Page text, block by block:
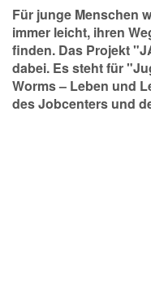
Für junge Menschen
immer leicht, ihren
finden. Das Projekt
dabei. Es steht für
Worms – Leben und
des Jobcenters und